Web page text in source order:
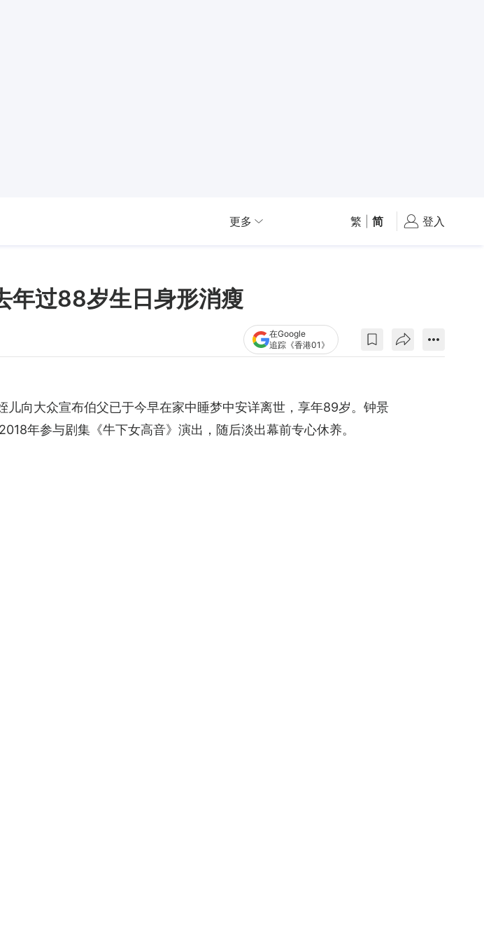
更多 繁 简 登入
过88岁生日身形消瘦
在Google
追踪《香港01》
儿向大众宣布伯父已于今早在家中睡梦中安详离世，享年89岁。钟景
年参与剧集《牛下女高音》演出，随后淡出幕前专心休养。